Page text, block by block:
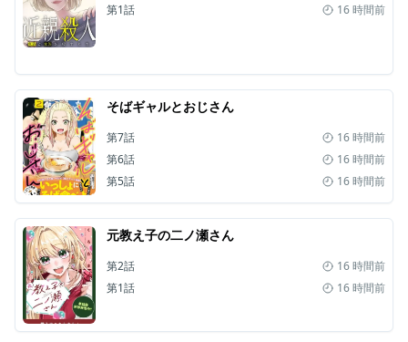
第1話 16 時間前
そばギャルとおじさん
第7話
16 時間前
第6話
16 時間前
第5話
16 時間前
元教え子の二ノ瀬さん
第2話
16 時間前
第1話
16 時間前